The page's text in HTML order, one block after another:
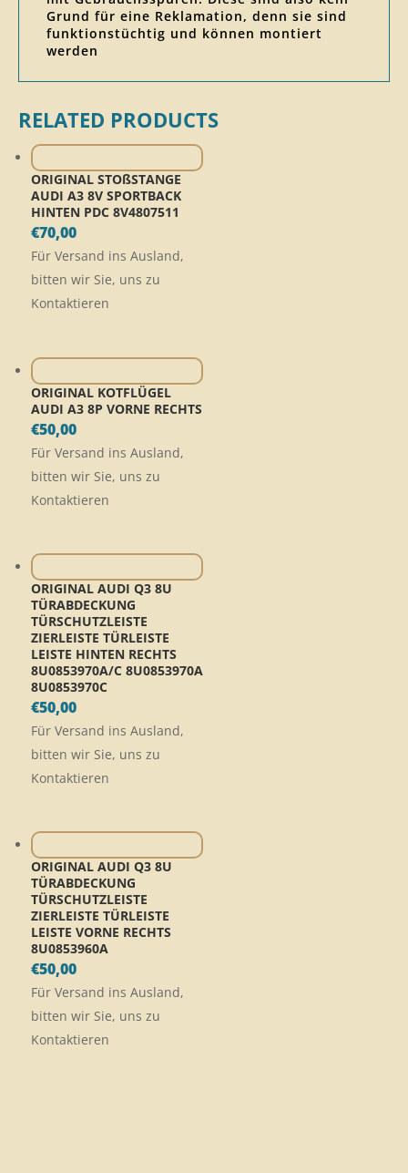
Grund für eine Reklamation, denn sie sind
funktionstüchtig und können montiert
werden
RELATED PRODUCTS
ORIGINAL STOßSTANGE
AUDI A3 8V SPORTBACK
HINTEN PDC 8V4807511
€70,00
Für Versand ins Ausland,
bitten wir Sie, uns zu
Kontaktieren
ORIGINAL KOTFLÜGEL
AUDI A3 8P VORNE RECHTS
€50,00
Für Versand ins Ausland,
bitten wir Sie, uns zu
Kontaktieren
ORIGINAL AUDI Q3 8U
TÜRABDECKUNG
TÜRSCHUTZLEISTE
ZIERLEISTE TÜRLEISTE
LEISTE HINTEN RECHTS
8U0853970A/C 8U0853970A
8U0853970C
€50,00
Für Versand ins Ausland,
bitten wir Sie, uns zu
Kontaktieren
ORIGINAL AUDI Q3 8U
TÜRABDECKUNG
TÜRSCHUTZLEISTE
ZIERLEISTE TÜRLEISTE
LEISTE VORNE RECHTS
8U0853960A
€50,00
Für Versand ins Ausland,
bitten wir Sie, uns zu
Kontaktieren